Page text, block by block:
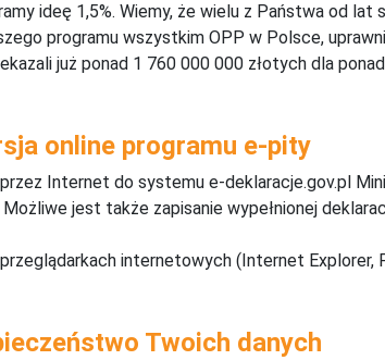
ideę 1,5%. Wiemy, że wielu z Państwa od
programu wszystkim OPP w Polsce,
już ponad 1 760 000 000 złotych dla
online programu e-pity
Internet do systemu e-deklaracje.gov.pl
jest także zapisanie wypełnionej
internetowych (Internet Explorer,
Twoich danych